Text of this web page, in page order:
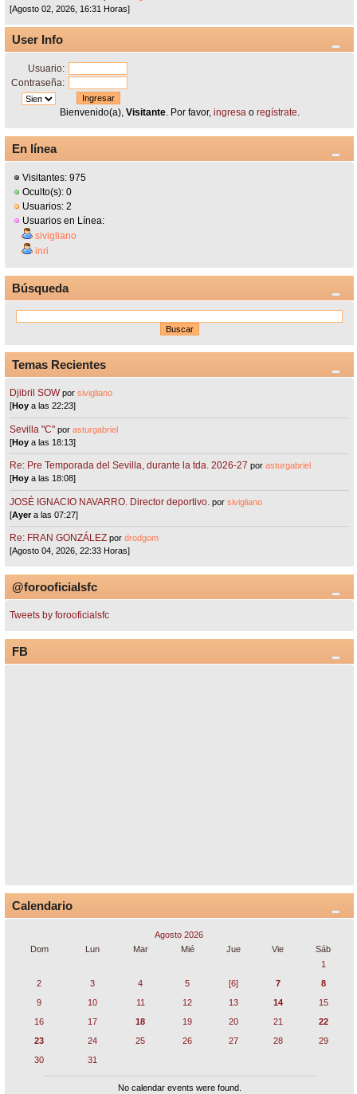
[Agosto 02, 2026, 16:31 Horas]
User Info
Usuario:
Contraseña:
Bienvenido(a), Visitante. Por favor, ingresao regístrate.
En línea
Visitantes: 975
Oculto(s): 0
Usuarios: 2
Usuarios en Línea:
sivigliano
inri
Búsqueda
Temas Recientes
Djibril SOW porsivigliano
[Hoy a las 22:23]
Sevilla "C"porasturgabriel
[Hoy a las 18:13]
Re: Pre Temporada del Sevilla, durante la tda. 2026-27 porasturgabriel
[Hoy a las 18:08]
JOSÉ IGNACIO NAVARRO. Director deportivo. porsivigliano
[Ayera las 07:27]
Re: FRAN GONZÁLEZ pordrodgom
[Agosto 04, 2026, 22:33 Horas]
@forooficialsfc
Tweets by forooficialsfc
FB
Calendario
Agosto 2026
Dom
Lun Mar Mié Jue Vie
Sáb
1
2
3 4 5 [6] 7
8
9
10 11 12 13 14
15
16
17 18 19 20 21
22
23
24 25 26 27 28
29
30
31
No calendar events were found.